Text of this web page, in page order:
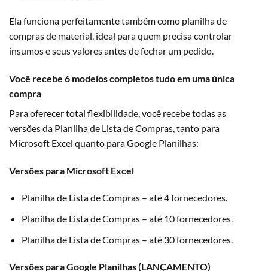
Ela funciona perfeitamente também como planilha de
compras de material, ideal para quem precisa controlar
insumos e seus valores antes de fechar um pedido.
Você recebe 6 modelos completos tudo em uma única
compra
Para oferecer total flexibilidade, você recebe todas as
versões da Planilha de Lista de Compras, tanto para
Microsoft Excel quanto para Google Planilhas:
Versões para Microsoft Excel
Planilha de Lista de Compras – até 4 fornecedores.
Planilha de Lista de Compras – até 10 fornecedores.
Planilha de Lista de Compras – até 30 fornecedores.
Versões para Google Planilhas (LANÇAMENTO)